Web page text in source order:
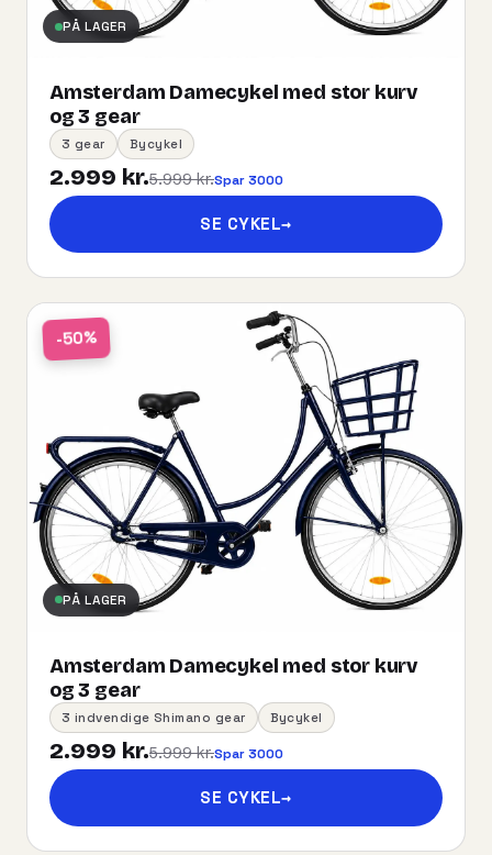
PÅ LAGER
Amsterdam Damecykel med stor kurv
og 3 gear
3 gear Bycykel
2.999 kr.5.999 kr.Spar 3000
SE CYKEL→
-50%
PÅ LAGER
Amsterdam Damecykel med stor kurv
og 3 gear
3 indvendige Shimano gear Bycykel
2.999 kr.5.999 kr.Spar 3000
SE CYKEL→